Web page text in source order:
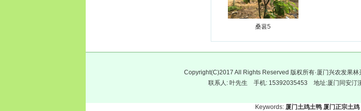
桑葚5
Copyright(C)2017 All Rights Reserved 版权所有·厦门兴农发果林
联系人: 叶先生 手机: 15392035453 地址:厦门同安汀
Keywords: 厦门土鸡土鸭 厦门正宗土鸡